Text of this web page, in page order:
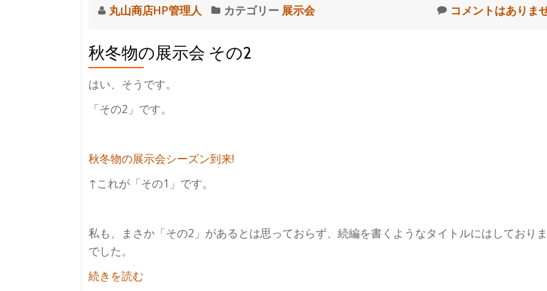
丸山商店HP管理人 カテゴリー 展示会 コメントはありま
秋冬物の展示会 その2
はい、そうです。
「その2」です。
秋冬物の展示会シーズン到来!
↑これが「その1」です。
私も、まさか「その2」があるとは思っておらず、続編を書くようなタイトルにはしており
でした。
続きを読む